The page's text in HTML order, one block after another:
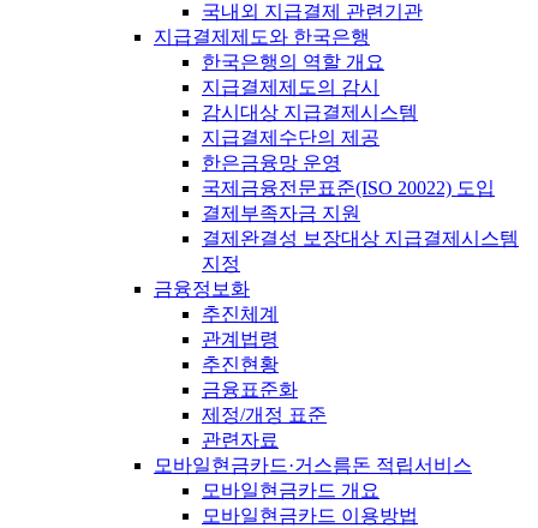
국내외 지급결제 관련기관
지급결제제도와 한국은행
한국은행의 역할 개요
지급결제제도의 감시
감시대상 지급결제시스템
지급결제수단의 제공
한은금융망 운영
국제금융전문표준(ISO 20022) 도입
결제부족자금 지원
결제완결성 보장대상 지급결제시스템
지정
금융정보화
추진체계
관계법령
추진현황
금융표준화
제정/개정 표준
관련자료
모바일현금카드·거스름돈 적립서비스
모바일현금카드 개요
모바일현금카드 이용방법